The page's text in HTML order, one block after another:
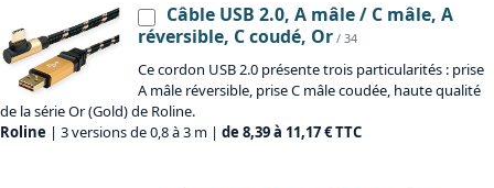
Câble USB 2.0, A mâle / C mâle, A
réversible, C coudé, Or / 34
Ce cordon USB 2.0 présente trois particularités : prise
A mâle réversible, prise C mâle coudée, haute qualité
de la série Or (Gold) de Roline.
Roline | 3 versions de 0,8 à 3 m | de 8,39 à 11,17 € TTC